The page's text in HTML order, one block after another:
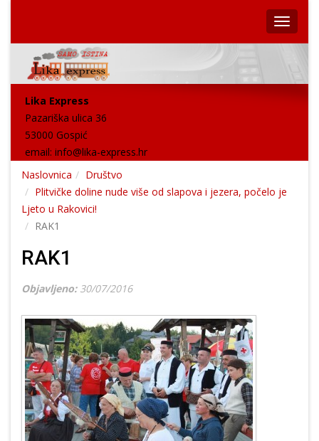
Lika Express
Pazariška ulica 36
53000 Gospić
email: info@lika-express.hr
Naslovnica
Društvo
Plitvičke doline nude više od slapova i jezera, počelo je
Ljeto u Rakovici!
RAK1
RAK1
Objavljeno: 30/07/2016